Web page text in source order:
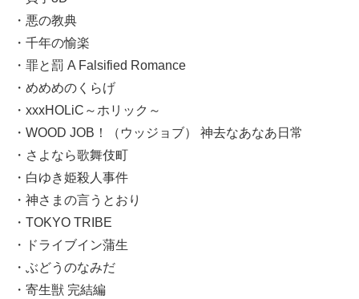
・悪の教典
・千年の愉楽
・罪と罰 A Falsified Romance
・めめめのくらげ
・xxxHOLiC～ホリック～
・WOOD JOB！（ウッジョブ） 神去なあなあ日常
・さよなら歌舞伎町
・白ゆき姫殺人事件
・神さまの言うとおり
・TOKYO TRIBE
・ドライブイン蒲生
・ぶどうのなみだ
・寄生獣 完結編